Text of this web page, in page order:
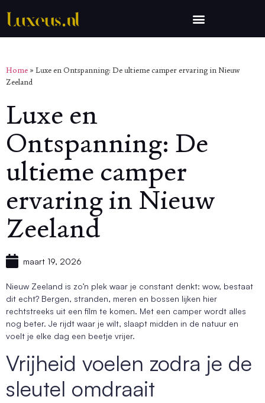
Home » Luxe en Ontspanning: De ultieme camper ervaring in Nieuw
Zeeland
Luxe en
Ontspanning: De
ultieme camper
ervaring in Nieuw
Zeeland
maart 19, 2026
Nieuw Zeeland is zo’n plek waar je constant denkt: wow, bestaat
dit echt? Bergen, stranden, meren en bossen lijken hier
rechtstreeks uit een film te komen. Met een camper wordt alles
nog beter. Je rijdt waar je wilt, slaapt midden in de natuur en
voelt je elke dag een beetje vrijer.
Vrijheid voelen zodra je de
sleutel omdraait